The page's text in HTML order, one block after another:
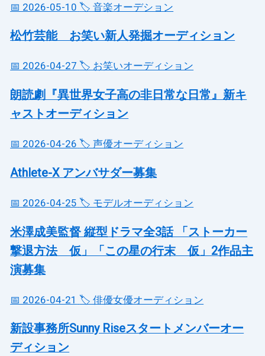
📅 2026-05-10 🏷️ 音楽オーデション
松竹芸能 お笑い新人発掘オーディション
📅 2026-04-27 🏷️ お笑いオーディション
朗読劇『異世界女子高の非日常な日常』新キ
ャストオーディション
📅 2026-04-26 🏷️ 声優オーディション
Athlete-X アンバサダー募集
📅 2026-04-25 🏷️ モデルオーディション
米澤成美監督 縦型ドラマ全3話 「ストーカー
撃退方法 仮」「この星の行末 仮」2作品主
演募集
📅 2026-04-21 🏷️ 俳優女優オーディション
新設事務所Sunny Riseスタートメンバーオー
ディション